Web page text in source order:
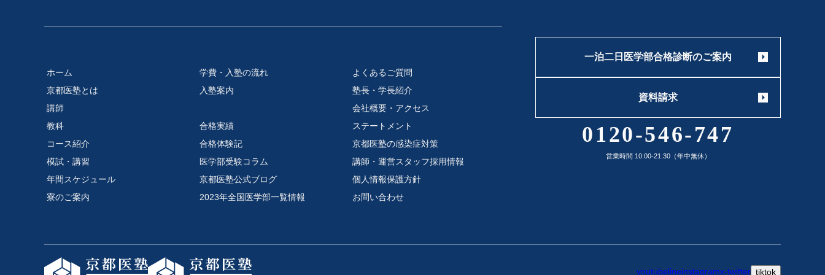
ホーム
京都医塾とは
講師
教科
コース紹介
模試・講習
年間スケジュール
寮のご案内
学費・入塾の流れ
入塾案内
合格実績
合格体験記
医学部受験コラム
京都医塾公式ブログ
2023年全国医学部一覧情報
よくあるご質問
塾長・学長紹介
会社概要・アクセス
ステートメント
京都医塾の感染症対策
講師・運営スタッフ採用情報
個人情報保護方針
お問い合わせ
一泊二日医学部合格診断のご案内
資料請求
0120-546-747
営業時間 10:00-21:30（年中無休）
youtubelineinstagramx-twitter tiktok